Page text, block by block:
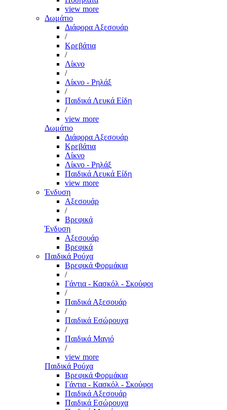
view more
Δωμάτιο
Διάφορα Αξεσουάρ
/
Κρεβάτια
/
Λίκνο
/
Λίκνο - Ρηλάξ
/
Παιδικά Λευκά Είδη
/
view more
Δωμάτιο
Διάφορα Αξεσουάρ
Κρεβάτια
Λίκνο
Λίκνο - Ρηλάξ
Παιδικά Λευκά Είδη
view more
Ένδυση
Αξεσουάρ
/
Βρεφικά
Ένδυση
Αξεσουάρ
Βρεφικά
Παιδικά Ρούχα
Βρεφικά Φορμάκια
/
Γάντια - Κασκόλ - Σκούφοι
/
Παιδικά Αξεσουάρ
/
Παιδικά Εσώρουχα
/
Παιδικά Μαγιό
/
view more
Παιδικά Ρούχα
Βρεφικά Φορμάκια
Γάντια - Κασκόλ - Σκούφοι
Παιδικά Αξεσουάρ
Παιδικά Εσώρουχα